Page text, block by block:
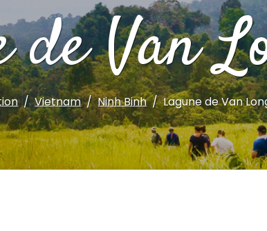
de Van
Vietnam Ninh Binh Lagune de Van